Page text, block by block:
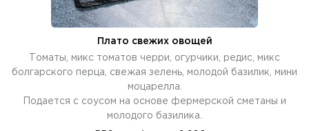
Плато свежих овощей
Томаты, микс томатов черри, огурчики, редис, микс
болгарского перца, свежая зелень, молодой базилик, мини
моцарелла.
Подается с соусом на основе фермерской сметаны и
молодого базилика.